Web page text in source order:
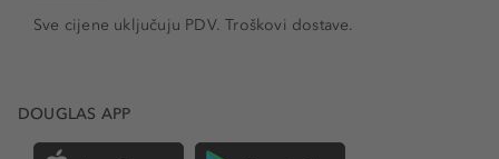
Sve cijene uključuju PDV.Troškovi dostave.
DOUGLAS APP